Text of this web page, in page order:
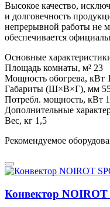
Высокое качество,
и долговечность
непрерывной работы не
обеспечивается
Основные
Площадь комнаты, м² 23
Мощность обогрева, кВт
Габариты (Ш×В×Г), мм
Потребл. мощность, кВт
Дополнительные
Вес, кг 1,5
Рекомендуемое
Конвектор